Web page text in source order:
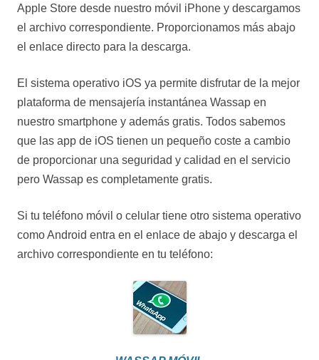
Apple Store desde nuestro móvil iPhone y descargamos
el archivo correspondiente. Proporcionamos más abajo
el enlace directo para la descarga.
El sistema operativo iOS ya permite disfrutar de la mejor
plataforma de mensajería instantánea Wassap en
nuestro smartphone y además gratis. Todos sabemos
que las app de iOS tienen un pequeño coste a cambio
de proporcionar una seguridad y calidad en el servicio
pero Wassap es completamente gratis.
Si tu teléfono móvil o celular tiene otro sistema operativo
como Android entra en el enlace de abajo y descarga el
archivo correspondiente en tu teléfono: